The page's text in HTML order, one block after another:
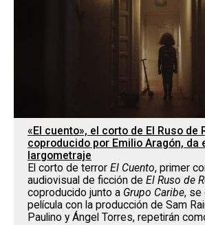
«El cuento», el corto de El Ruso de
coproducido por Emilio Aragón, da
largometraje
El corto de terror El Cuento, primer
audiovisual de ficción de El Ruso de
coproducido junto a Grupo Caribe, se
película con la producción de Sam
Paulino y Ángel Torres, repetirán